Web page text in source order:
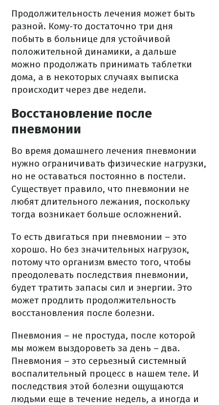
Продолжительность лечения может быть
разной. Кому-то достаточно три дня
побыть в больнице для устойчивой
положительной динамики, а дальше
можно продолжать принимать таблетки
дома, а в некоторых случаях выписка
происходит через две недели.
Восстановление после
пневмонии
Во время домашнего лечения пневмонии
нужно ограничивать физические нагрузки,
но не оставаться постоянно в постели.
Существует правило, что пневмонии не
любят длительного лежания, поскольку
тогда возникает больше осложнений.
То есть двигаться при пневмонии – это
хорошо. Но без значительных нагрузок,
потому что организм вместо того, чтобы
преодолевать последствия пневмонии,
будет тратить запасы сил и энергии. Это
может продлить продолжительность
восстановления после болезни.
Пневмония – не простуда, после которой
мы можем выздороветь за день – два.
Пневмония – это серьезный системный
воспалительный процесс в нашем теле. И
последствия этой болезни ощущаются
людьми еще в течение недель, а иногда и